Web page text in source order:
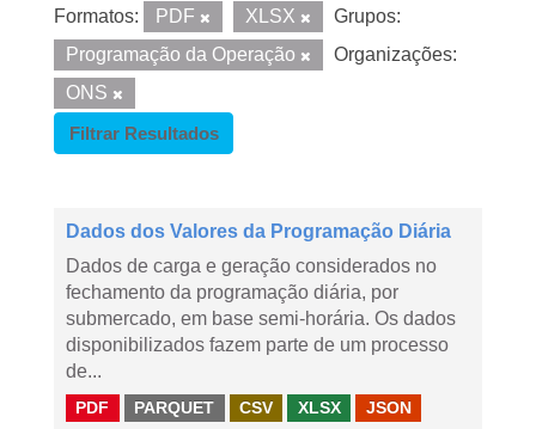
Formatos: PDF XLSX
Grupos:
Programação da Operação
Organizações:
ONS
Filtrar Resultados
Dados dos Valores da Programação Diária
Dados de carga e geração considerados no
fechamento da programação diária, por
submercado, em base semi-horária. Os dados
disponibilizados fazem parte de um processo
de...
PDF PARQUET CSV XLSX JSON